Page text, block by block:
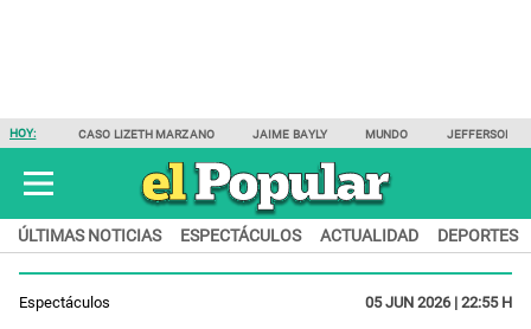
HOY: CASO LIZETH MARZANO JAIME BAYLY MUNDO JEFFERSON
ÚLTIMAS NOTICIAS ESPECTÁCULOS ACTUALIDAD DEPORTES
Espectáculos 05 JUN 2026 | 22:55 H